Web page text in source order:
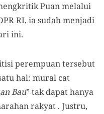
Puan melalui
RI, ia sudah menjadi
ini.
perempuan tersebut
hal: mural cat
Bau” tak dapat hanya
rakyat . Justru,